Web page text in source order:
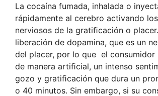
La cocaína fumada, inhalada o
rápidamente al cerebro activando
nerviosos de la gratiﬁcación o
liberación de dopamina, que es un
del placer, por lo que el consumidor
de manera artiﬁcial, un intenso
gozo y gratiﬁcación que dura un
o 40 minutos. Sin embargo, si su